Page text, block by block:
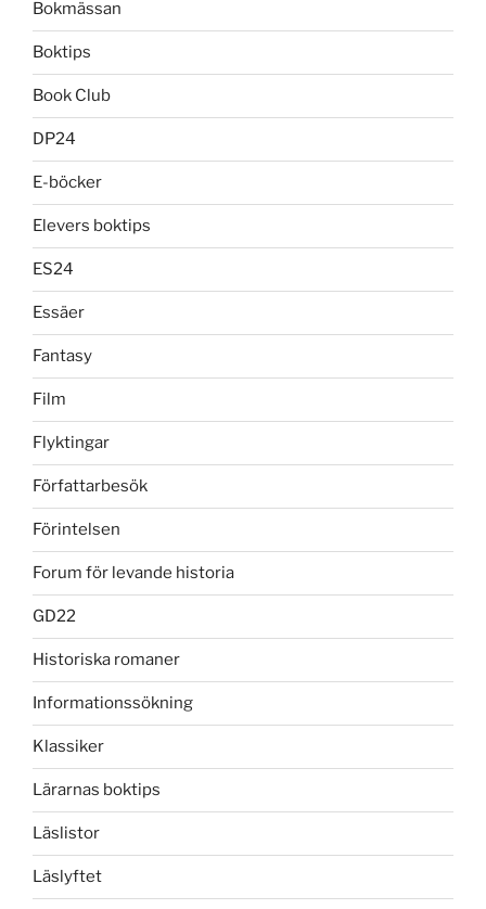
Bokmässan
Boktips
Book Club
DP24
E-böcker
Elevers boktips
ES24
Essäer
Fantasy
Film
Flyktingar
Författarbesök
Förintelsen
Forum för levande historia
GD22
Historiska romaner
Informationssökning
Klassiker
Lärarnas boktips
Läslistor
Läslyftet